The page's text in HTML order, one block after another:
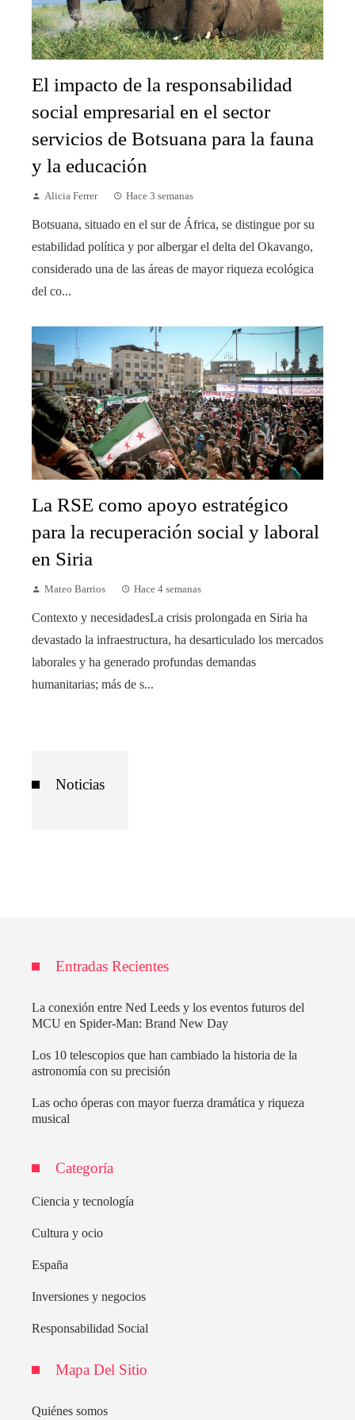
El impacto de la responsabilidad
social empresarial en el sector
servicios de Botsuana para la fauna
y la educación
Alicia Ferrer Hace 3 semanas
Botsuana, situado en el sur de África, se distingue por su
estabilidad política y por albergar el delta del Okavango,
considerado una de las áreas de mayor riqueza ecológica
del co...
La RSE como apoyo estratégico
para la recuperación social y laboral
en Siria
Mateo Barrios Hace 4 semanas
Contexto y necesidadesLa crisis prolongada en Siria ha
devastado la infraestructura, ha desarticulado los mercados
laborales y ha generado profundas demandas
humanitarias; más de s...
Noticias
Entradas Recientes
La conexión entre Ned Leeds y los eventos futuros del
MCU en Spider-Man: Brand New Day
Los 10 telescopios que han cambiado la historia de la
astronomía con su precisión
Las ocho óperas con mayor fuerza dramática y riqueza
musical
Categoría
Ciencia y tecnología
Cultura y ocio
España
Inversiones y negocios
Responsabilidad Social
Mapa Del Sitio
Quiénes somos